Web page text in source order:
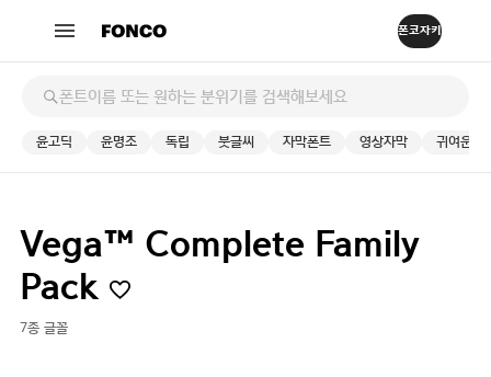
윤고딕 윤명조 독립 붓글씨 자막폰트 영상자막 귀여운
Vega™ Complete Family
Pack
7종 글꼴